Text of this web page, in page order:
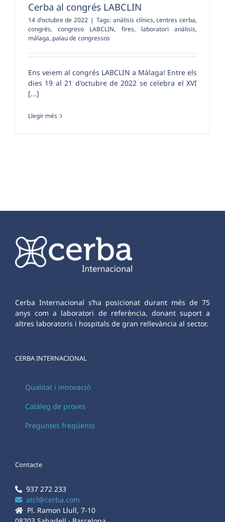
Cerba al congrés LABCLIN
14 d'octubre de 2022 | Tags: anàlisis clínics,centres cerba,
congrés,congreso LABCLIN, fires, laboratori anàlisis,
málaga, palau de congressos
Ens veiem al congrés LABCLIN a Màlaga! Entre els
dies 19 al 21 d'octubre de 2022 se celebra el XVI
[...]
Llegir més
Cerba Internacional s’ha posicionat durant més de 75
anys com a laboratori de referència, donant suport a
altres laboratoris i hospitals de gran rellevància al sector.
CERBA INTERNACIONAL
Qualitat i innovació
Catàleg de proves
Preguntes freqüents
Contacte
937 272 233
atcl@cerba.com
Pl. Ramon Llull, 7-10